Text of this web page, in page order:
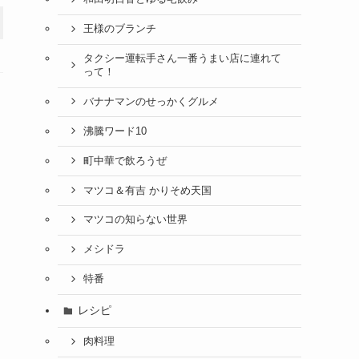
王様のブランチ
タクシー運転手さん一番うまい店に連れて
って！
バナナマンのせっかくグルメ
沸騰ワード10
町中華で飲ろうぜ
マツコ＆有吉 かりそめ天国
マツコの知らない世界
メシドラ
特番
レシピ
肉料理